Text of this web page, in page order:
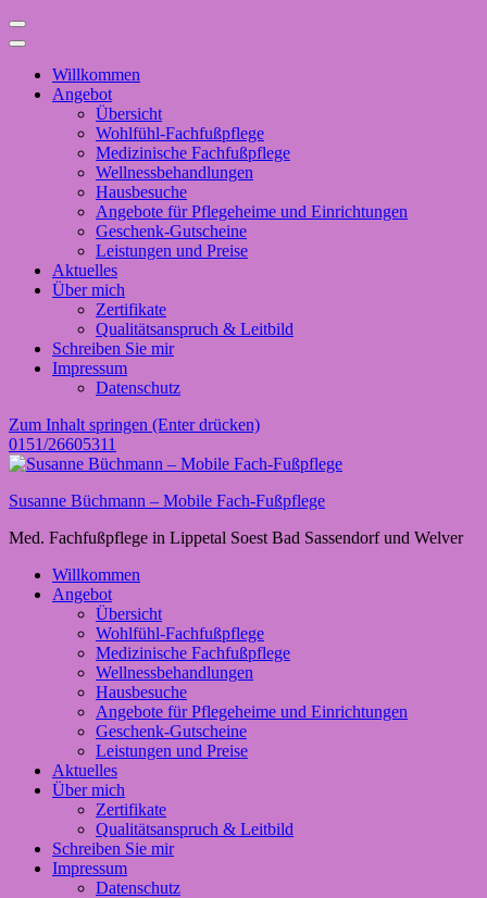
Willkommen
Angebot
Übersicht
Wohlfühl-Fachfußpflege
Medizinische Fachfußpflege
Wellnessbehandlungen
Hausbesuche
Angebote für Pflegeheime und Einrichtungen
Geschenk-Gutscheine
Leistungen und Preise
Aktuelles
Über mich
Zertifikate
Qualitätsanspruch & Leitbild
Schreiben Sie mir
Impressum
Datenschutz
Zum Inhalt springen (Enter drücken)
0151/26605311
Susanne Büchmann – Mobile Fach-Fußpflege
Med. Fachfußpflege in Lippetal Soest Bad Sassendorf und Welver
Willkommen
Angebot
Übersicht
Wohlfühl-Fachfußpflege
Medizinische Fachfußpflege
Wellnessbehandlungen
Hausbesuche
Angebote für Pflegeheime und Einrichtungen
Geschenk-Gutscheine
Leistungen und Preise
Aktuelles
Über mich
Zertifikate
Qualitätsanspruch & Leitbild
Schreiben Sie mir
Impressum
Datenschutz